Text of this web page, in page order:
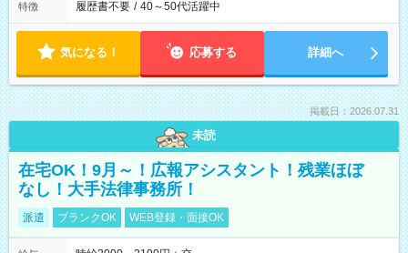
特徴 履歴書不要 / 40～50代活躍中
気になる！ 応募する 詳細へ
掲載日：2026.07.31
未読
在宅OK！9月～！広報アシスタント！残業ほぼ
なし！大手法律事務所！
派遣 ブランクOK WEB登録・面接OK